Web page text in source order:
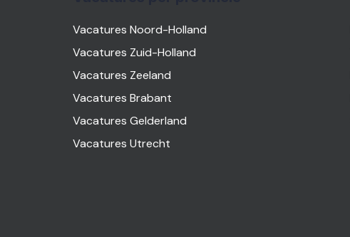
Vacatures Noord-Holland
Vacatures Zuid-Holland
Vacatures Zeeland
Vacatures Brabant
Vacatures Gelderland
Vacatures Utrecht